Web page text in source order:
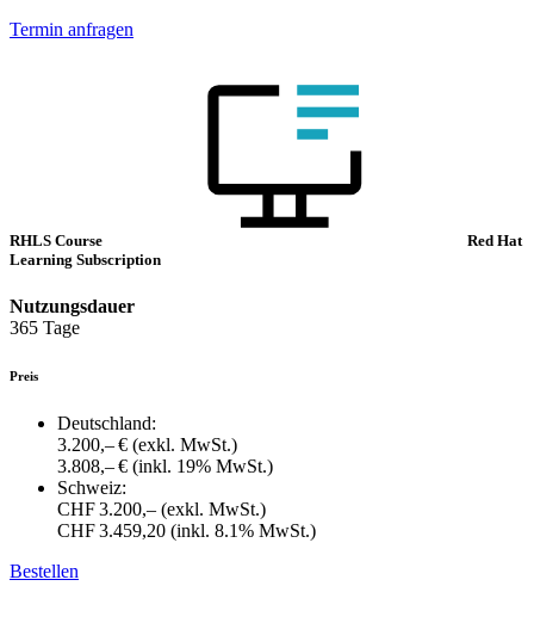
Termin anfragen
RHLS Course
Red Hat
Learning Subscription
Nutzungsdauer
365 Tage
Preis
Deutschland:
3.200,– € (exkl. MwSt.)
3.808,– € (inkl. 19% MwSt.)
Schweiz:
CHF 3.200,– (exkl. MwSt.)
CHF 3.459,20 (inkl. 8.1% MwSt.)
Bestellen